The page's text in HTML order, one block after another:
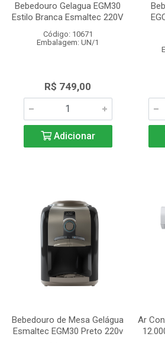
Bebedouro Gelagua EGM30
Estilo Branca Esmaltec 220V
Código: 10671
Embalagem: UN/1
R$ 749,00
Adicionar
Bebedouro de Mesa Gelágua
Esmaltec EGM30 Preto 220v
Ar